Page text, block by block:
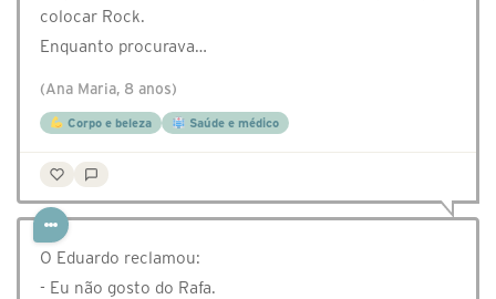
colocar Rock.
Enquanto procurava…
(Ana Maria, 8 anos)
Corpo e beleza Saúde e médico
O Eduardo reclamou:
- Eu não gosto do Rafa.